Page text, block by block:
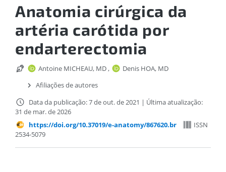
Anatomia cirúrgica da
artéria carótida por
endarterectomia
Antoine MICHEAU, MD,
Denis HOA, MD
Afiliações de autores
Data da publicação: 7 de out. de 2021 | Última atualização:
31 de mar. de 2026
https://doi.org/10.37019/e-anatomy/867620.br
ISSN
2534-5079